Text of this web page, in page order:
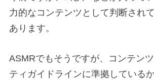
力的なコンテンツとして判断され
あります。
ASMRでもそうですが、コンテン
ティガイドラインに準拠している